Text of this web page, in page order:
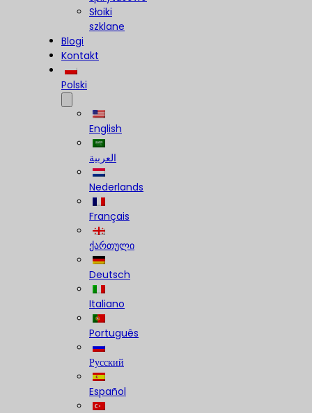
Słoiki
szklane
Blogi
Kontakt
Polski
English
العربية
Nederlands
Français
ქართული
Deutsch
Italiano
Português
Русский
Español